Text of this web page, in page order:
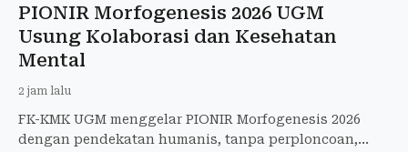
PIONIR Morfogenesis 2026 UGM
Usung Kolaborasi dan Kesehatan
Mental
2 jam lalu
FK-KMK UGM menggelar PIONIR Morfogenesis 2026
dengan pendekatan humanis, tanpa perploncoan,